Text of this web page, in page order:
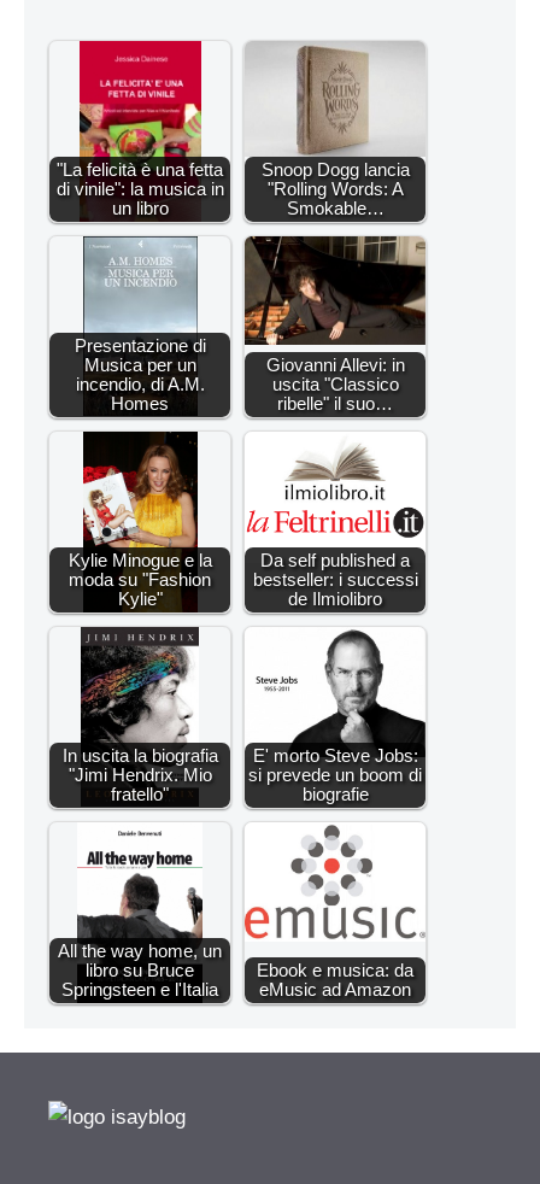
"La felicità è una fetta
di vinile": la musica in
un libro
Snoop Dogg lancia
"Rolling Words: A
Smokable…
Presentazione di
Musica per un
incendio, di A.M.
Homes
Giovanni Allevi: in
uscita "Classico
ribelle" il suo…
Kylie Minogue e la
moda su "Fashion
Kylie"
Da self published a
bestseller: i successi
de Ilmiolibro
In uscita la biografia
"Jimi Hendrix. Mio
fratello"
E' morto Steve Jobs:
si prevede un boom di
biografie
All the way home, un
libro su Bruce
Springsteen e l'Italia
Ebook e musica: da
eMusic ad Amazon